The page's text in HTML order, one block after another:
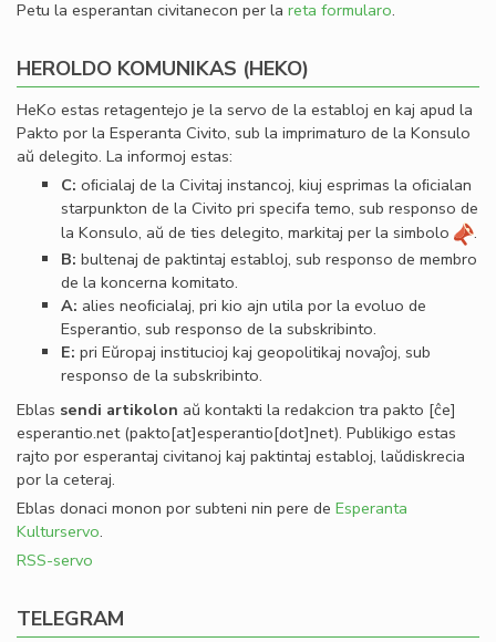
Petu la esperantan civitanecon per la reta formularo.
HEROLDO KOMUNIKAS (HEKO)
HeKo estas retagentejo je la servo de la establoj en kaj apud la
Pakto por la Esperanta Civito, sub la imprimaturo de la Konsulo
aŭ delegito. La informoj estas:
C: oﬁcialaj de la Civitaj instancoj, kiuj esprimas la oﬁcialan
starpunkton de la Civito pri specifa temo, sub responso de
la Konsulo, aŭ de ties delegito, markitaj per la simbolo
.
B: bultenaj de paktintaj establoj, sub responso de membro
de la koncerna komitato.
A: alies neoﬁcialaj, pri kio ajn utila por la evoluo de
Esperantio, sub responso de la subskribinto.
E: pri Eŭropaj institucioj kaj geopolitikaj novaĵoj, sub
responso de la subskribinto.
Eblas sendi artikolon aŭ kontakti la redakcion tra pakto [ĉe]
esperantio.net(pakto[at]esperantio[dot]net). Publikigo estas
rajto por esperantaj civitanoj kaj paktintaj establoj, laŭdiskrecia
por la ceteraj.
Eblas donaci monon por subteni nin pere de Esperanta
Kulturservo.
RSS-servo
TELEGRAM